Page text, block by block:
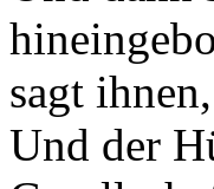
sagt
Und der